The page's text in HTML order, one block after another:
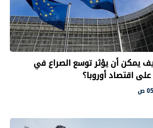
يمكن أن يؤثر توسع الصراع في
اقتصاد أوروبا؟